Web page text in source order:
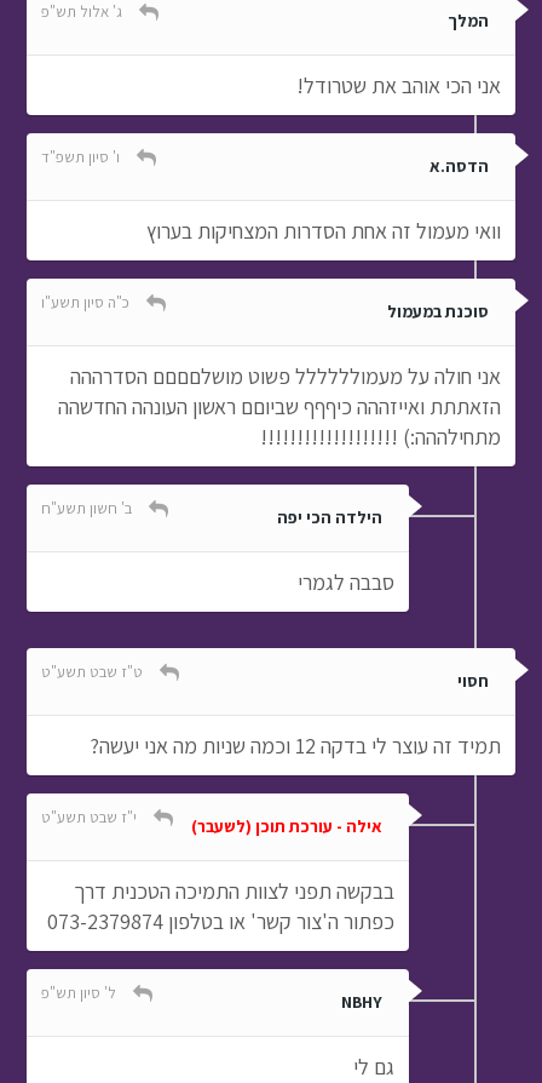
המלך ג' אלול תש"פ
אני הכי אוהב את שטרודל!
הדסה.א ו' סיון תשפ"ד
וואי מעמול זה אחת הסדרות המצחיקות בערוץ
סוכנת במעמול כ"ה סיון תשע"ו
אני חולה על מעמולללללל פשוט מושלםםםם הסדרההה
הזאתתת ואייזההה כיףףף שביוםם ראשון העונהה החדשהה
מתחילההה:) !!!!!!!!!!!!!!!!!!!
הילדה הכי יפה ב' חשון תשע"ח
סבבה לגמרי
חסוי ט"ז שבט תשע"ט
תמיד זה עוצר לי בדקה 12 וכמה שניות מה אני יעשה?
אילה - עורכת תוכן (לשעבר) י"ז שבט תשע"ט
בבקשה תפני לצוות התמיכה הטכנית דרך
כפתור ה'צור קשר' או בטלפון 073-2379874
NBHY ל' סיון תש"פ
גם לי